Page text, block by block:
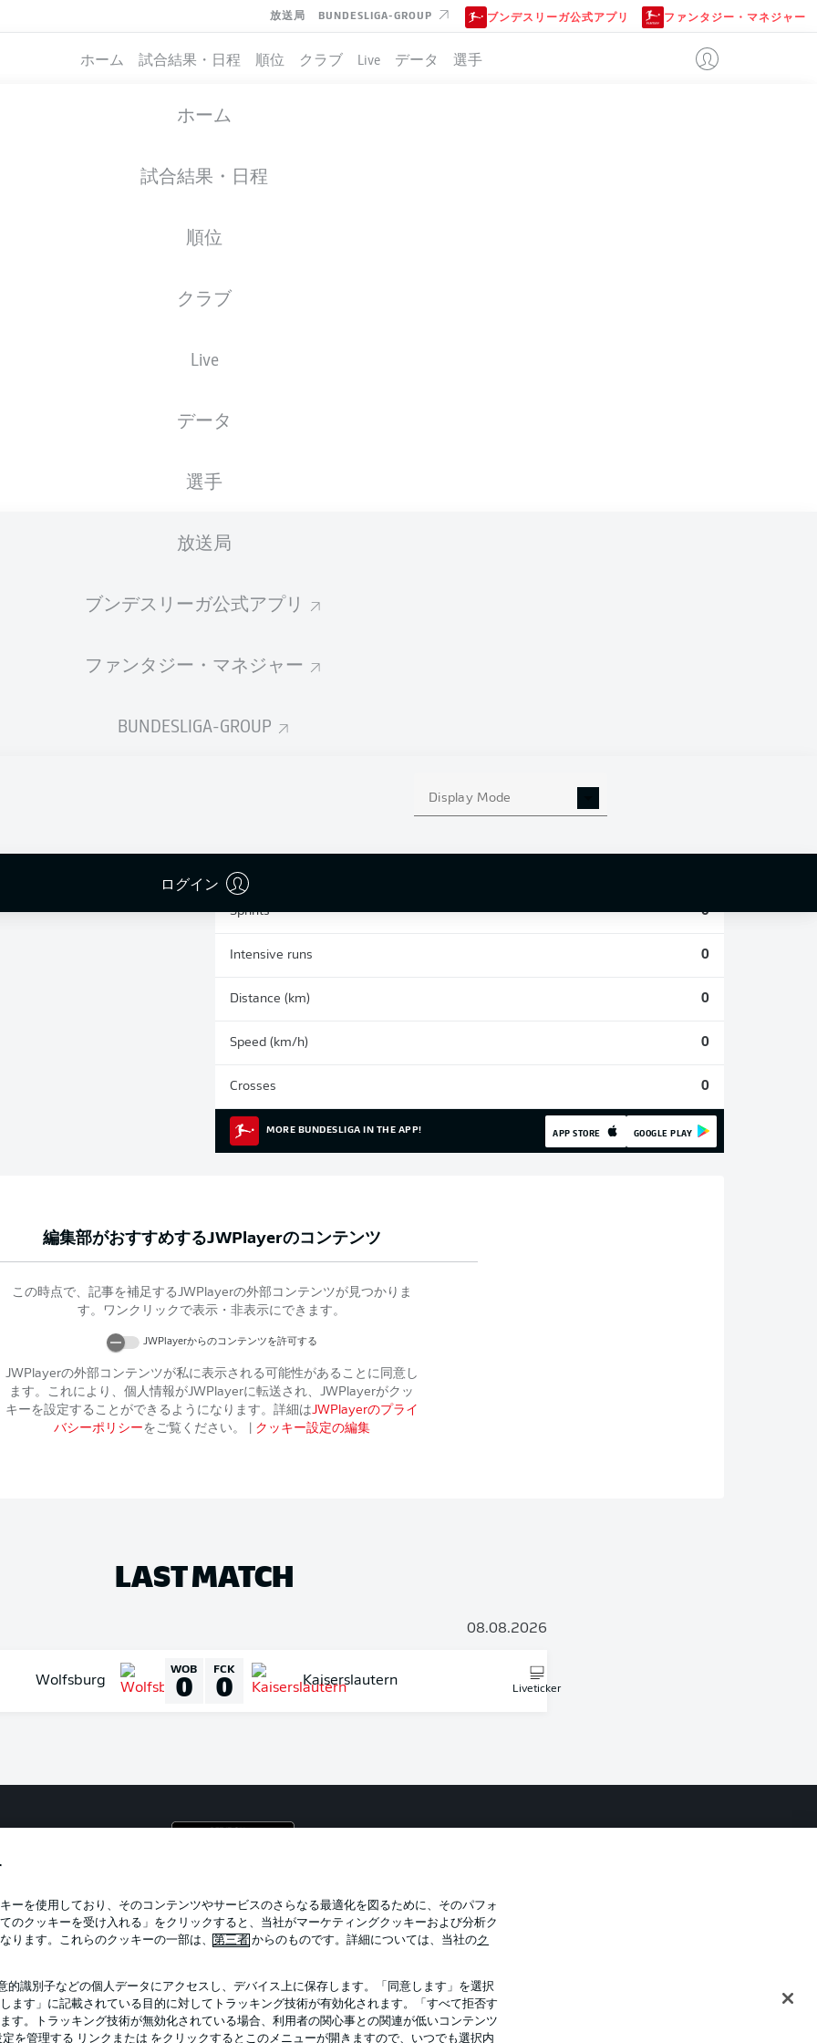
放送局 BUNDESLIGA-GROUP ブンデスリーガ公式アプリ ファンタジー・マネジャー
ホーム 試合結果・日程 順位 クラブ Live データ 選手
ホーム
試合結果・日程
順位
クラブ
Live
データ
選手
放送局
ブンデスリーガ公式アプリ
ファンタジー・マネジャー
BUNDESLIGA-GROUP
Display Mode
ログイン
22.12.1999
統計 シーズン 2020/2021
Sprints 0
Intensive runs 0
Distance (km) 0
Speed (km/h) 0
Crosses 0
MORE BUNDESLIGA IN THE APP! APP STORE GOOGLE PLAY
編集部がおすすめするJWPlayerのコンテンツ
この時点で、記事を補足するJWPlayerの外部コンテンツが見つかりま
す。ワンクリックで表示・非表示にできます。
JWPlayerからのコンテンツを許可する
JWPlayerの外部コンテンツが私に表示される可能性があることに同意し
ます。これにより、個人情報がJWPlayerに転送され、 JWPlayerがクッ
キーを設定することができるようになります。詳細はJWPlayerのプライ
バシーポリシーをご覧ください。 クッキー設定の編集
LAST MATCH
08.08.2026
Wolfsburg
WOB
0 FCK
0 Kaiserslautern
Liveticker
当サイトについて
を使用しており、そのコンテンツやサービスのさらなる最適化を図るために、そのパフォ
クッキーを受け入れる」をクリックすると、当社がマーケティングクッキーおよび分析ク
ります。これらのクッキーの一部は、 第三者 からのものです。詳細については、当社のク
識別子などの個人データにアクセスし、デバイス上に保存します。「同意します」を選択
ます」に記載されている目的に対してトラッキング技術が有効化されます。「すべて拒否す
す。トラッキング技術が無効化されている場合、利用者の関心事との関連が低いコンテンツ
を管理する リンクまたは をクリックするとこのメニューが開きますので、いつでも選択内